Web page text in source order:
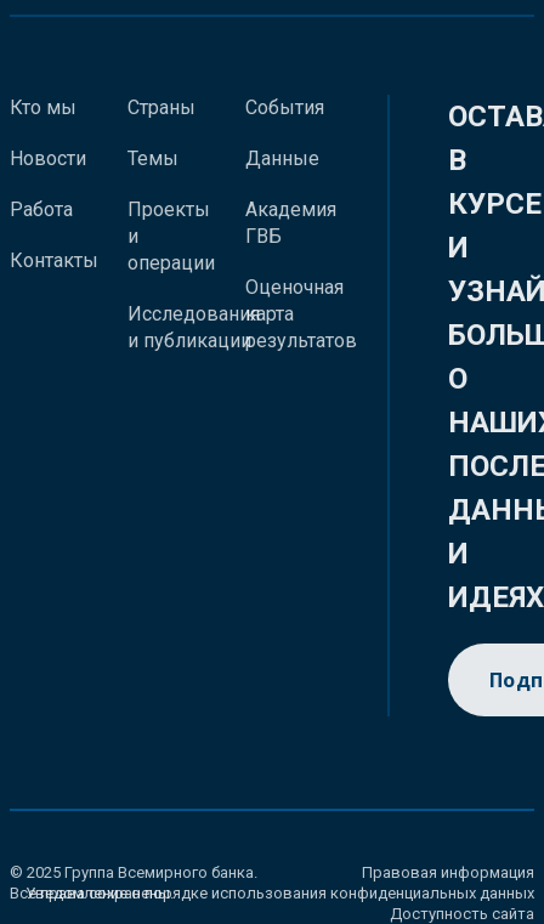
Кто мы
Новости
Работа
Контакты
Страны
Темы
Проекты
и
операции
Исследования
и публикации
События
Данные
Академия
ГВБ
Оценочная
карта
результатов
В
КУРСЕ
И
О
И
ИДЕЯХ
© 2025 Группа Всемирного банка.
Все права сохранены.
Правовая информация
Уведомление о порядке использования конфиденциальных данных
Доступность сайта